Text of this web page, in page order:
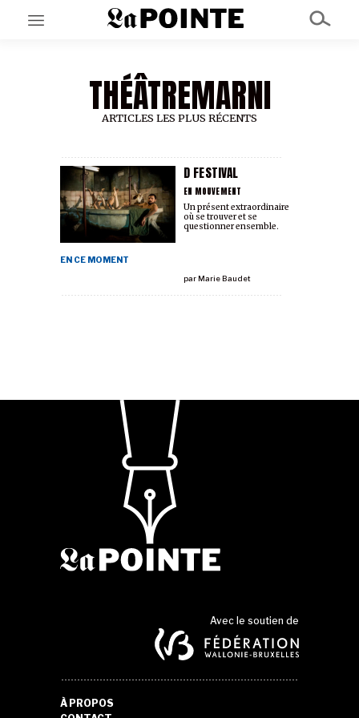
EN CE MOMENT
GRAND ANGLE
AU LARGE
À PROPOS
NOS PARTENAIRES
THÉÂTREMARNI
ARTICLES LES PLUS RÉCENTS
D FESTIVAL
EN MOUVEMENT
EN CE MOMENT
parMarie Baudet
Un présent extraordinaire
où se trouver et se
questionner ensemble.
Avec le soutien de
À PROPOS